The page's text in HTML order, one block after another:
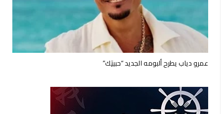
عمرو دياب يطرح ألبومه الجديد “حبيتِك”